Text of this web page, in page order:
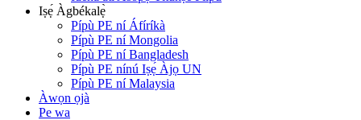
Iṣẹ́ Àgbékalẹ̀
Pípù PE ní Áfíríkà
Pípù PE ní Mongolia
Pípù PE ní Bangladesh
Pípù PE nínú Iṣẹ́ Àjọ UN
Pípù PE ní Malaysia
Àwọn ọjà
Pe wa